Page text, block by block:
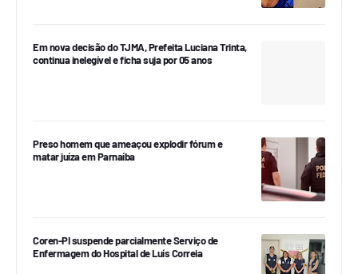
Em nova decisão do TJMA, Prefeita Luciana Trinta,
continua inelegível e ficha suja por 05 anos
Preso homem que ameaçou explodir fórum e
matar juíza em Parnaíba
Coren-PI suspende parcialmente Serviço de
Enfermagem do Hospital de Luís Correia